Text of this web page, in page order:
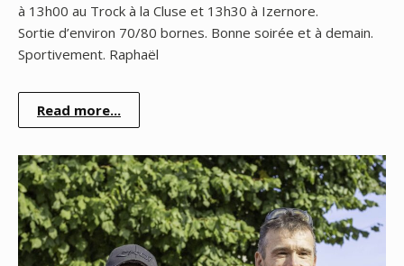
à 13h00 au Trock à la Cluse et 13h30 à Izernore.
Sortie d’environ 70/80 bornes. Bonne soirée et à demain.
Sportivement. Raphaël
Read more...